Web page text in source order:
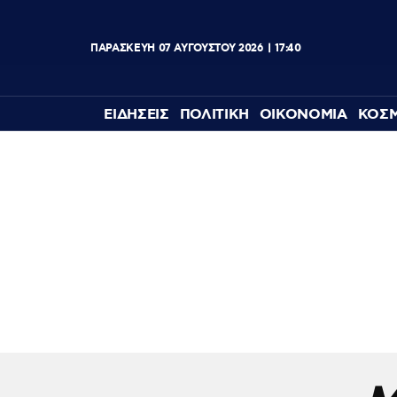
ΠΑΡΑΣΚΕΥΗ 07 ΑΥΓΟΥΣΤΟΥ 2026 17:40
ΕΙΔΗΣΕΙΣ ΠΟΛΙΤΙΚΗ ΟΙΚΟΝΟΜΙΑ